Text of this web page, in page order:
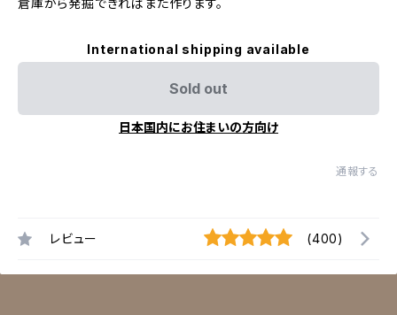
倉庫から発掘できればまた作ります。
International shipping available
Sold out
日本国内にお住まいの方向け
通報する
レビュー (400)